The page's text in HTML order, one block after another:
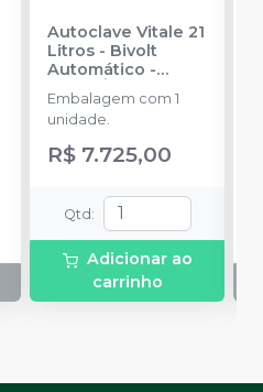
Autoclave Vitale 21
Litros - Bivolt
Automático -
CRISTÓFOLI
Embalagem com 1
unidade.
R$ 7.725,00
Qtd :
Adicionar ao
carrinho